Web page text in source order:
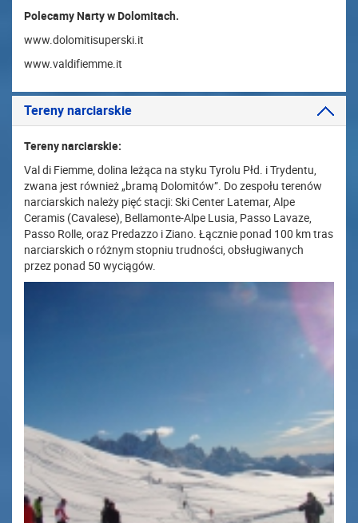
Polecamy Narty w Dolomitach.
www.dolomitisuperski.it
www.valdifiemme.it
Tereny narciarskie
Tereny narciarskie:
Val di Fiemme, dolina leżąca na styku Tyrolu Płd. i Trydentu,
zwana jest również „bramą Dolomitów”. Do zespołu terenów
narciarskich należy pięć stacji: Ski Center Latemar, Alpe
Ceramis (Cavalese), Bellamonte-Alpe Lusia, Passo Lavaze,
Passo Rolle, oraz Predazzo i Ziano. Łącznie ponad 100 km tras
narciarskich o różnym stopniu trudności, obsługiwanych
przez ponad 50 wyciągów.